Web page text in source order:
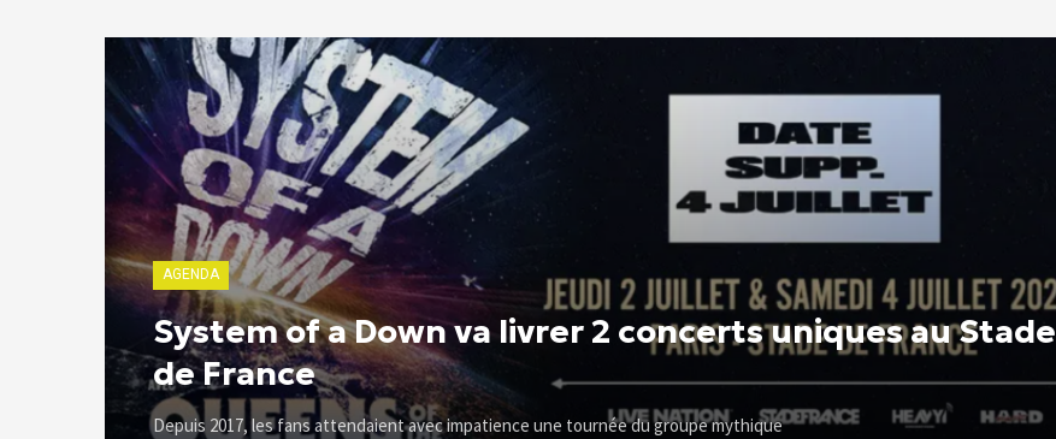
AGENDA
System of a Down va livrer 2 concerts uniques au Stade
de France
Depuis 2017, les fans attendaient avec impatience une tournée du groupe mythique